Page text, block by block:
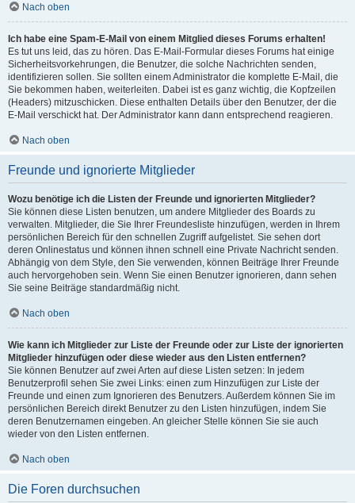
Nach oben
Ich habe eine Spam-E-Mail von einem Mitglied dieses Forums erhalten!
Es tut uns leid, das zu hören. Das E-Mail-Formular dieses Forums hat einige
Sicherheitsvorkehrungen, die Benutzer, die solche Nachrichten senden,
identifizieren sollen. Sie sollten einem Administrator die komplette E-Mail, die
Sie bekommen haben, weiterleiten. Dabei ist es ganz wichtig, die Kopfzeilen
(Headers) mitzuschicken. Diese enthalten Details über den Benutzer, der die
E-Mail verschickt hat. Der Administrator kann dann entsprechend reagieren.
Nach oben
Freunde und ignorierte Mitglieder
Wozu benötige ich die Listen der Freunde und ignorierten Mitglieder?
Sie können diese Listen benutzen, um andere Mitglieder des Boards zu
verwalten. Mitglieder, die Sie Ihrer Freundesliste hinzufügen, werden in Ihrem
persönlichen Bereich für den schnellen Zugriff aufgelistet. Sie sehen dort
deren Onlinestatus und können ihnen schnell eine Private Nachricht senden.
Abhängig von dem Style, den Sie verwenden, können Beiträge Ihrer Freunde
auch hervorgehoben sein. Wenn Sie einen Benutzer ignorieren, dann sehen
Sie seine Beiträge standardmäßig nicht.
Nach oben
Wie kann ich Mitglieder zur Liste der Freunde oder zur Liste der ignorierten
Mitglieder hinzufügen oder diese wieder aus den Listen entfernen?
Sie können Benutzer auf zwei Arten auf diese Listen setzen: In jedem
Benutzerprofil sehen Sie zwei Links: einen zum Hinzufügen zur Liste der
Freunde und einen zum Ignorieren des Benutzers. Außerdem können Sie im
persönlichen Bereich direkt Benutzer zu den Listen hinzufügen, indem Sie
deren Benutzernamen eingeben. An gleicher Stelle können Sie sie auch
wieder von den Listen entfernen.
Nach oben
Die Foren durchsuchen